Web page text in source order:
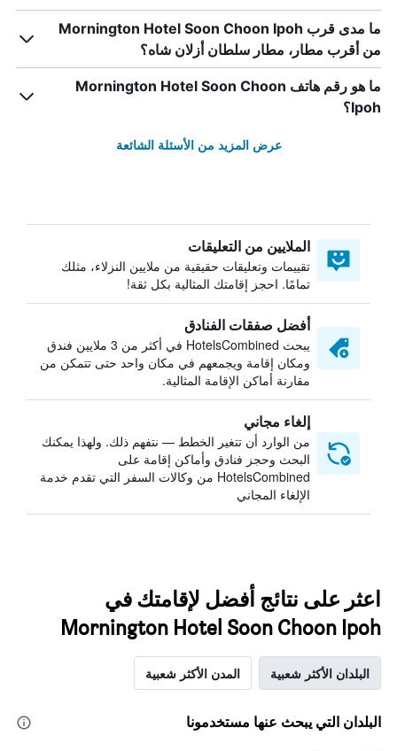
ما مدى قرب Mornington Hotel Soon Choon Ipoh
من أقرب مطار، مطار سلطان أزلان شاه؟
ما هو رقم هاتف Mornington Hotel Soon Choon
Ipoh؟
عرض المزيد من الأسئلة الشائعة
الملايين من التعليقات
تقييمات وتعليقات حقيقية من ملايين النزلاء، مثلك
تمامًا. احجز إقامتك المثالية بكل ثقة!
أفضل صفقات الفنادق
يبحث HotelsCombined في أكثر من 3 ملايين فندق
ومكان إقامة ويجمعهم في مكان واحد حتى تتمكن من
مقارنة أماكن الإقامة المثالية.
إلغاء مجاني
من الوارد أن تتغير الخطط — نتفهم ذلك. ولهذا يمكنك
البحث وحجز فنادق وأماكن إقامة على
HotelsCombined من وكالات السفر التي تقدم خدمة
الإلغاء المجاني
اعثر على نتائج أفضل لإقامتك في
Mornington Hotel Soon Choon Ipoh
البلدان الأكثر شعبية المدن الأكثر شعبية
البلدان التي يبحث عنها مستخدمونا